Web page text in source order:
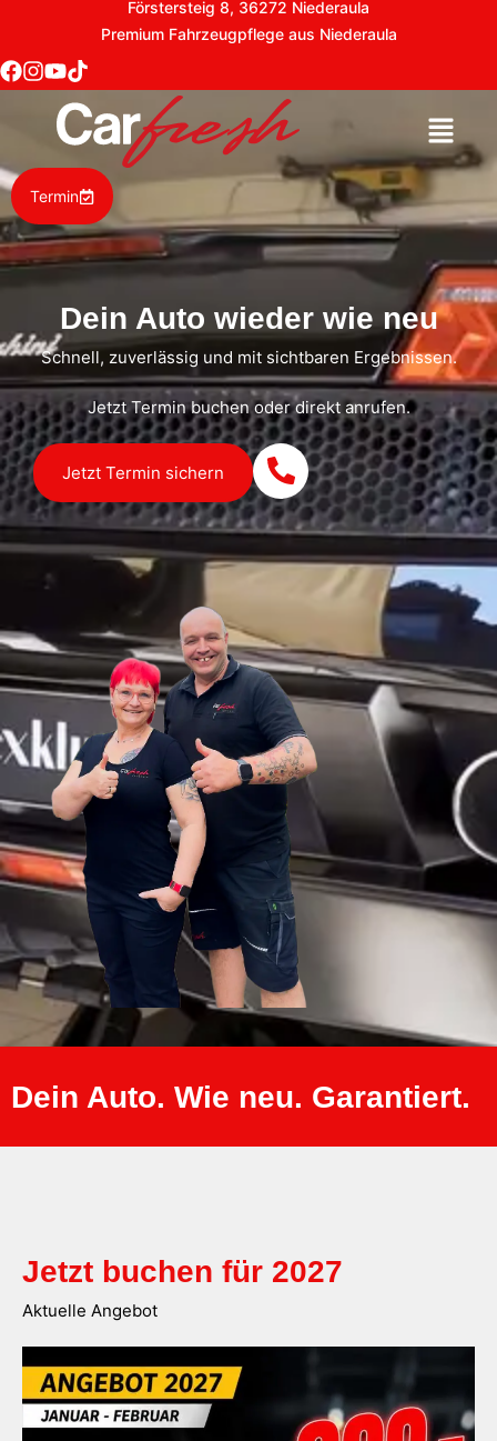
Förstersteig 8, 36272 Niederaula
Premium Fahrzeugpflege aus Niederaula
Termin
Dein Auto wieder wie neu
Schnell, zuverlässig und mit sichtbaren Ergebnissen.
Jetzt Termin buchen oder direkt anrufen.
Jetzt Termin sichern
Dein Auto. Wie neu. Garantiert.
Jetzt buchen für 2027
Aktuelle Angebot